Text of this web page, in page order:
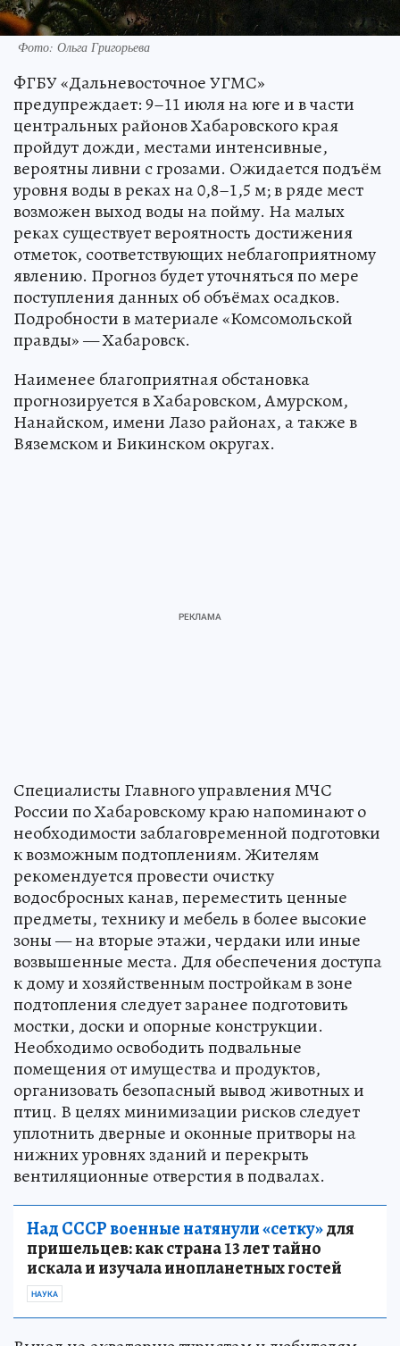
Фото: Ольга Григорьева
ФГБУ «Дальневосточное УГМС»
предупреждает: 9–11 июля на юге и в части
центральных районов Хабаровского края
пройдут дожди, местами интенсивные,
вероятны ливни с грозами. Ожидается подъём
уровня воды в реках на 0,8–1,5 м; в ряде мест
возможен выход воды на пойму. На малых
реках существует вероятность достижения
отметок, соответствующих неблагоприятному
явлению. Прогноз будет уточняться по мере
поступления данных об объёмах осадков.
Подробности в материале «Комсомольской
правды» — Хабаровск.
Наименее благоприятная обстановка
прогнозируется в Хабаровском, Амурском,
Нанайском, имени Лазо районах, а также в
Вяземском и Бикинском округах.
Специалисты Главного управления МЧС
России по Хабаровскому краю напоминают о
необходимости заблаговременной подготовки
к возможным подтоплениям. Жителям
рекомендуется провести очистку
водосбросных канав, переместить ценные
предметы, технику и мебель в более высокие
зоны — на вторые этажи, чердаки или иные
возвышенные места. Для обеспечения доступа
к дому и хозяйственным постройкам в зоне
подтопления следует заранее подготовить
мостки, доски и опорные конструкции.
Необходимо освободить подвальные
помещения от имущества и продуктов,
организовать безопасный вывод животных и
птиц. В целях минимизации рисков следует
уплотнить дверные и оконные притворы на
нижних уровнях зданий и перекрыть
вентиляционные отверстия в подвалах.
Над СССР военные натянули «сетку»для
пришельцев: как страна 13 лет тайно
искала и изучала инопланетных гостей
НАУКА